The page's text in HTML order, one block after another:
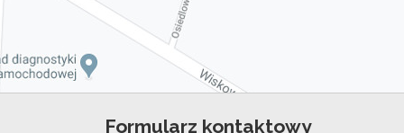
Formularz kontaktowy